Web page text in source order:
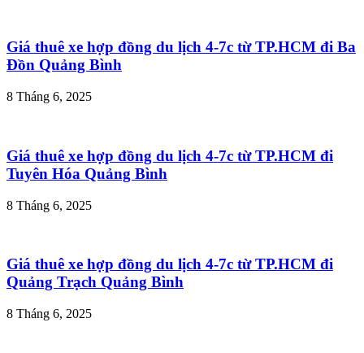
Giá thuê xe hợp đồng du lịch 4-7c từ TP.HCM đi Ba
Đồn Quảng Bình
8 Tháng 6, 2025
Giá thuê xe hợp đồng du lịch 4-7c từ TP.HCM đi
Tuyên Hóa Quảng Bình
8 Tháng 6, 2025
Giá thuê xe hợp đồng du lịch 4-7c từ TP.HCM đi
Quảng Trạch Quảng Bình
8 Tháng 6, 2025